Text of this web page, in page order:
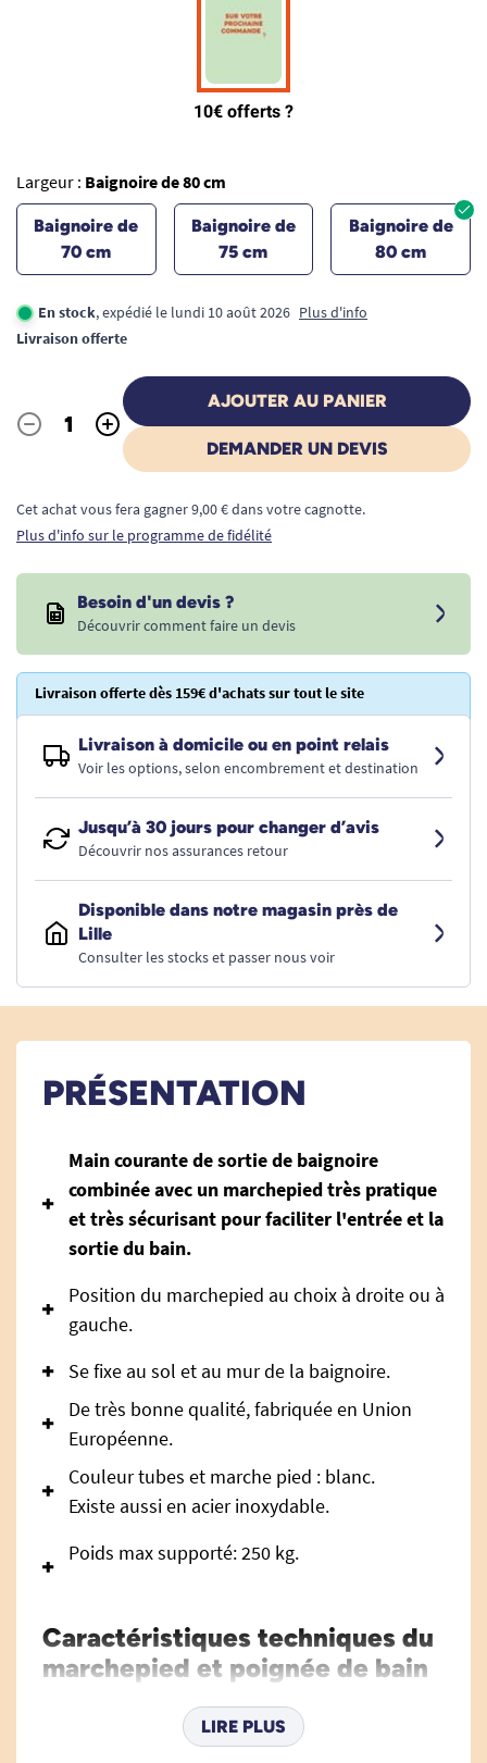
Largeur : Baignoire de 80 cm
Baignoire de
70 cm
Baignoire de
75 cm
Baignoire de
80 cm
En stock, expédié le lundi 10 août 2026 Plus d'info
Livraison offerte
Quantité
- +
AJOUTER AU PANIER
DEMANDER UN DEVIS
Cet achat vous fera gagner 9,00 € dans votre cagnotte.
Plus d'info sur le programme de fidélité
Besoin d'un devis ?
Découvrir comment faire un devis
Livraison offerte dès 159€ d'achats sur tout le site
Livraison à domicile ou en point relais
Voir les options, selon encombrement et destination
Jusqu’à 30 jours pour changer d’avis
Découvrir nos assurances retour
Disponible dans notre magasin près de
Lille
Consulter les stocks et passer nous voir
PRÉSENTATION
Main courante de sortie de baignoire
combinée avec un marchepied très pratique
et très sécurisant pour faciliter l'entrée et la
sortie du bain.
Position du marchepied au choix à droite ou à
gauche.
Se fixe au sol et au mur de la baignoire.
De très bonne qualité, fabriquée en Union
Européenne.
Couleur tubes et marche pied : blanc.
Existe aussi en acier inoxydable.
Poids max supporté: 250 kg.
Caractéristiques techniques du
marchepied et poignée de bain
Hydrus Epoxy blanc :
LIRE PLUS